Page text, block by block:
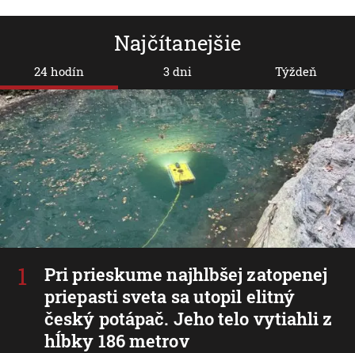
Najčítanejšie
24 hodín
Pri prieskume najhlbšej zatopenej
priepasti sveta sa utopil elitný
český potápač. Jeho telo vytiahli z
hĺbky 186 metrov
3 dni Týždeň